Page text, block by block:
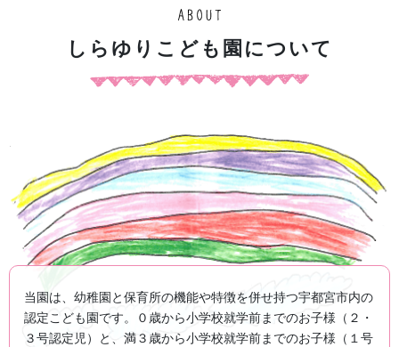
し ら ゆ り こ ど も 園 につ いて
当園は、幼稚園と保育所の機能や特徴を併せ持つ宇都宮市内の
認定こども園です。０歳から小学校就学前までのお子様（２・
３号認定児）と、満３歳から小学校就学前までのお子様（１号